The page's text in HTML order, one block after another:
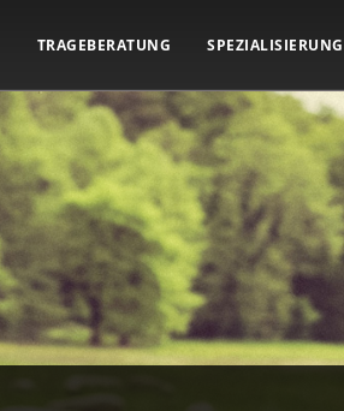
TRAGEBERATUNG SPEZIALISIERUNG